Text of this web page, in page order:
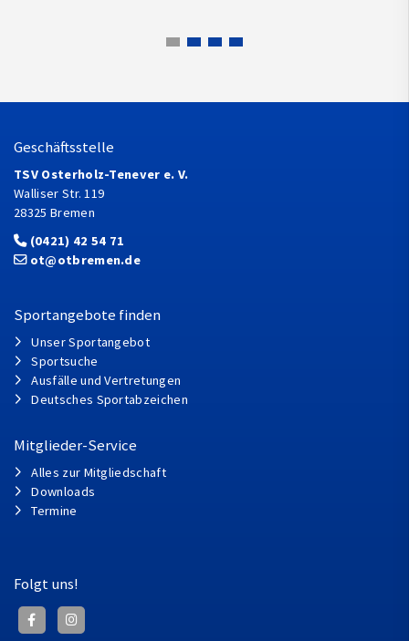
Geschäftsstelle
TSV Osterholz-Tenever e. V.
Walliser Str. 119
28325 Bremen
(0421) 42 54 71
ot@otbremen.de
Sportangebote finden
Unser Sportangebot
Sportsuche
Ausfälle und Vertretungen
Deutsches Sportabzeichen
Mitglieder-Service
Alles zur Mitgliedschaft
Downloads
Termine
Folgt uns!